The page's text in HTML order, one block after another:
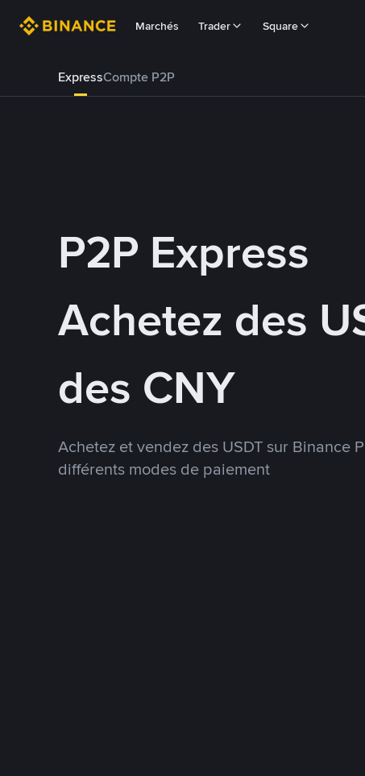
Marchés Trader Square
ExpressCompte P2P
P2P Express
Achetez des
des CNY
Achetez et vendez des USDT sur Binance
différents modes de paiement